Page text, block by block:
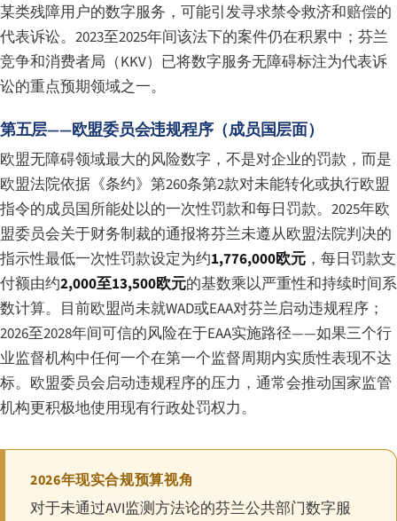
某类残障用户的数字服务，可能引发寻求禁令救济和赔偿的
代表诉讼。2023至2025年间该法下的案件仍在积累中；芬兰
竞争和消费者局（KKV）已将数字服务无障碍标注为代表诉
讼的重点预期领域之一。
第五层——欧盟委员会违规程序（成员国层面）
欧盟无障碍领域最大的风险数字，不是对企业的罚款，而是
欧盟法院依据《条约》第260条第2款对未能转化或执行欧盟
指令的成员国所能处以的一次性罚款和每日罚款。2025年欧
盟委员会关于财务制裁的通报将芬兰未遵从欧盟法院判决的
指示性最低一次性罚款设定为约1,776,000欧元 ，每日罚款支
付额由约2,000至13,500欧元的基数乘以严重性和持续时间系
数计算。目前欧盟尚未就WAD或EAA对芬兰启动违规程序；
2026至2028年间可信的风险在于EAA实施路径——如果三个行
业监督机构中任何一个在第一个监督周期内实质性表现不达
标。欧盟委员会启动违规程序的压力，通常会推动国家监管
机构更积极地使用现有行政处罚权力。
2026年现实合规预算视角
对于未通过AVI监测方法论的芬兰公共部门数字服